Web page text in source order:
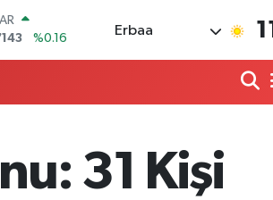
%0.16
%70
Erbaa 11
31 Kişi